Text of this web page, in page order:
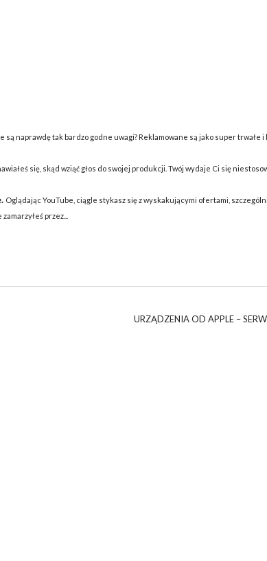
są naprawdę tak bardzo godne uwagi? Reklamowane są jako super trwałe i
się, skąd wziąć głos do swojej produkcji. Twój wydaje Ci się
Oglądając YouTube, ciągle stykasz się z wyskakującymi ofertami,
przez...
URZĄDZENIA OD APPLE –